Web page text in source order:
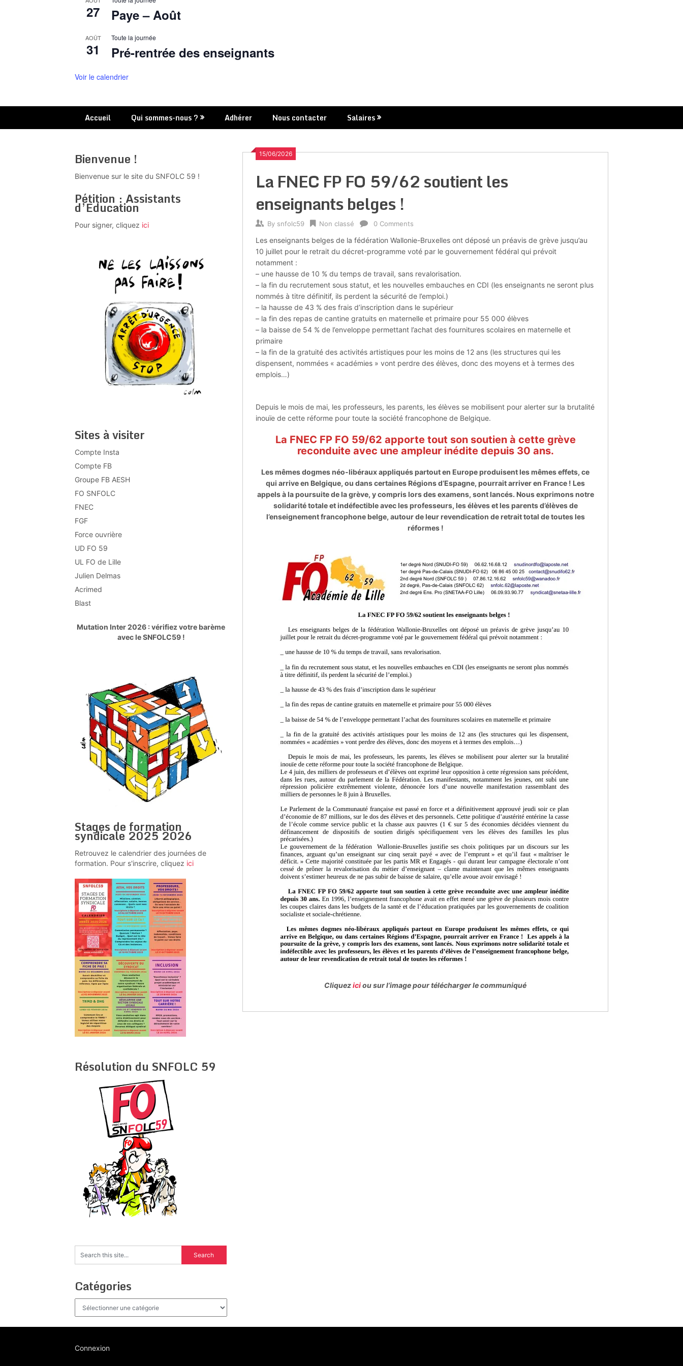
27 Paye – Août
AOÛT
31
Toute la journée
Pré-rentrée des enseignants
Voir le calendrier
Accueil Qui sommes-nous ? Adhérer Nous contacter Salaires
15/06/2026
La FNEC FP FO 59/62 soutient les
enseignants belges !
By snfolc59 Non classé 0 Comments
Les enseignants belges de la fédération Wallonie-Bruxelles ont déposé un préavis de grève jusqu’au
10 juillet pour le retrait du décret-programme voté par le gouvernement fédéral qui prévoit
notamment :
– une hausse de 10 % du temps de travail, sans revalorisation.
– la fin du recrutement sous statut, et les nouvelles embauches en CDI (les enseignants ne seront plus
nommés à titre définitif, ils perdent la sécurité de l’emploi.)
– la hausse de 43 % des frais d’inscription dans le supérieur
– la fin des repas de cantine gratuits en maternelle et primaire pour 55 000 élèves
– la baisse de 54 % de l’enveloppe permettant l’achat des fournitures scolaires en maternelle et
primaire
– la fin de la gratuité des activités artistiques pour les moins de 12 ans (les structures qui les
dispensent, nommées « académies » vont perdre des élèves, donc des moyens et à termes des
emplois…)
Depuis le mois de mai, les professeurs, les parents, les élèves se mobilisent pour alerter sur la brutalité
inouïe de cette réforme pour toute la société francophone de Belgique.
La FNEC FP FO 59/62 apporte tout son soutien à cette grève
reconduite avec une ampleur inédite depuis 30 ans.
Les mêmes dogmes néo-libéraux appliqués partout en Europe produisent les mêmes effets, ce
qui arrive en Belgique, ou dans certaines Régions d’Espagne, pourrait arriver en France ! Les
appels à la poursuite de la grève, y compris lors des examens, sont lancés. Nous exprimons notre
solidarité totale et indéfectible avec les professeurs, les élèves et les parents d’élèves de
l’enseignement francophone belge, autour de leur revendication de retrait total de toutes les
réformes !
Cliqueziciou sur l’image pour télécharger le communiqué
Bienvenue !
Bienvenue sur le site du SNFOLC 59 !
Pétition : Assistants
d’Education
Pour signer, cliquez ici
Sites à visiter
Compte Insta
Compte FB
Groupe FB AESH
FO SNFOLC
FNEC
FGF
Force ouvrière
UD FO 59
UL FO de Lille
Julien Delmas
Acrimed
Blast
Mutation Inter 2026 : vérifiez votre barème
avec le SNFOLC59 !
Stages de formation
syndicale 2025 2026
Retrouvez le calendrier des journées de
formation. Pour s'inscrire, cliquez ici
Résolution du SNFOLC 59
Catégories
Connexion